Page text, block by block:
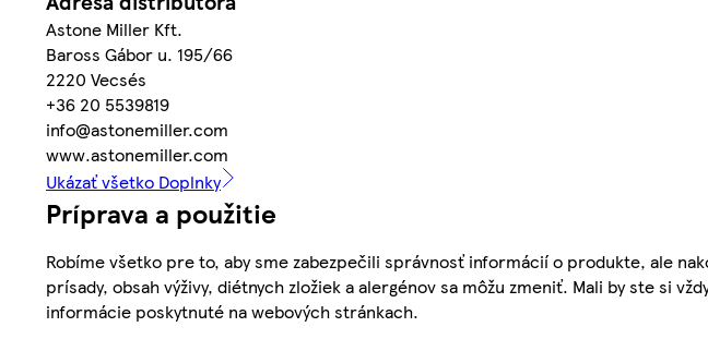
Astone Miller Kft.
Baross Gábor u. 195/66
2220 Vecsés
+36 20 5539819
info@astonemiller.com
www.astonemiller.com
Ukázať všetko Doplnky
Príprava a použitie
Robíme všetko pre to, aby sme zabezpečili správnosť informácií o produkte, ale
prísady, obsah výživy, diétnych zložiek a alergénov sa môžu zmeniť. Mali by ste si
informácie poskytnuté na webových stránkach.